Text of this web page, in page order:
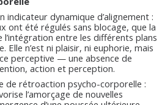
indicateur dynamique d’alignement :
ont été régulés sans blocage, que la
entre les différents plans
Elle n’est ni plaisir, ni euphorie, mais
perceptive — une absence de
action et perception.
de rétroaction psycho-corporelle :
l’amorçage de nouvelles